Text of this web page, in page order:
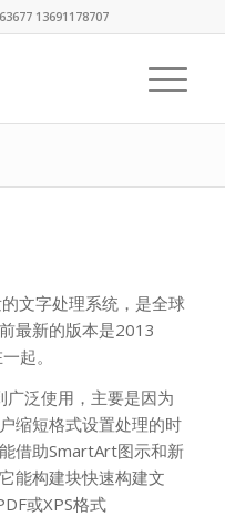
13691178707
文字处理系统，是全球
最新的版本是2013
起。
泛使用，主要是因为
缩短格式设置处理的时
借助SmartArt图示和新
能构建块快速构建文
或XPS格式